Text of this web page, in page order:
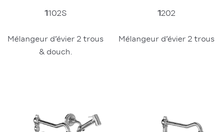
1102S
Mélangeur d’évier 2 trous
& douch.
1202
Mélangeur d’évier 2 trous